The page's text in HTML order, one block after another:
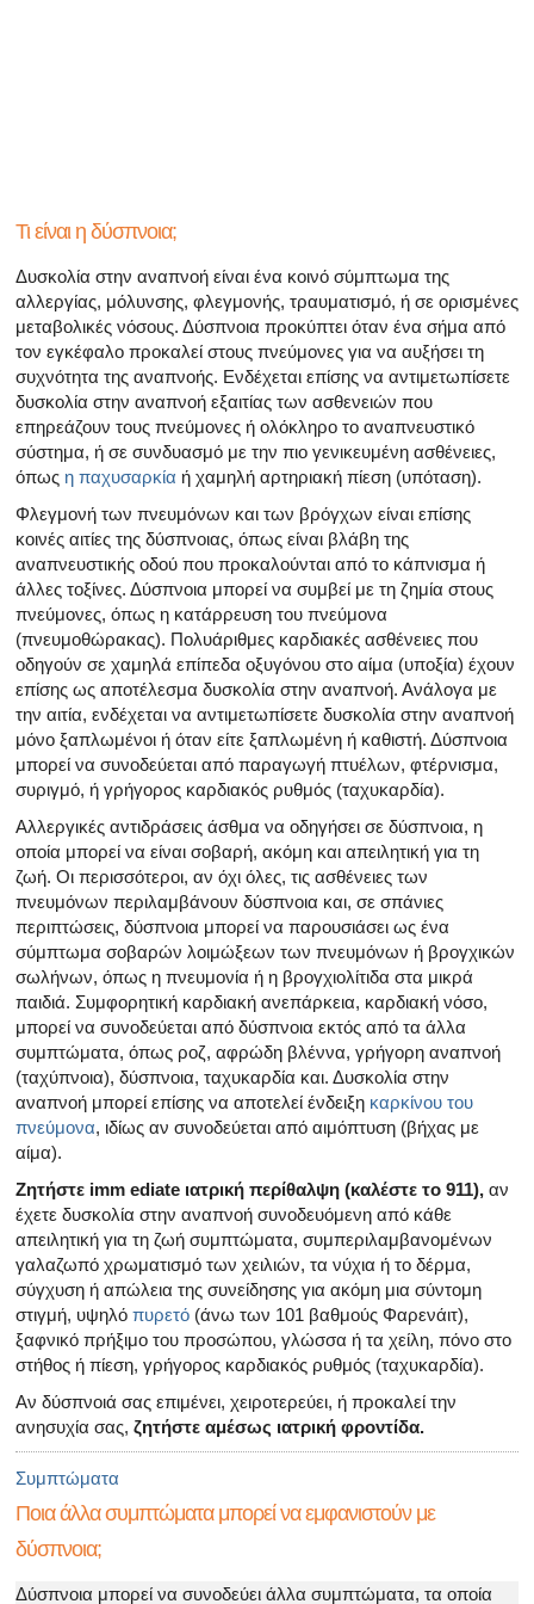
Όλα τα άρθρα για τα σεξουαλικώς μεταδιδόμενα
Όλα τα άρθρα σχετικά με τη διαχείριση της σκλήρυνσης
Τι είναι η δύσπνοια;
Δυσκολία στην αναπνοή είναι ένα κοινό σύμπτωμα της
αλλεργίας, μόλυνσης, φλεγμονής, τραυματισμό, ή σε ορισμένες
μεταβολικές νόσους. Δύσπνοια προκύπτει όταν ένα σήμα από
τον εγκέφαλο προκαλεί στους πνεύμονες για να αυξήσει τη
συχνότητα της αναπνοής. Ενδέχεται επίσης να αντιμετωπίσετε
δυσκολία στην αναπνοή εξαιτίας των ασθενειών που
επηρεάζουν τους πνεύμονες ή ολόκληρο το αναπνευστικό
σύστημα, ή σε συνδυασμό με την πιο γενικευμένη ασθένειες,
όπως η παχυσαρκία ή χαμηλή αρτηριακή πίεση (υπόταση).
Φλεγμονή των πνευμόνων και των βρόγχων είναι επίσης
κοινές αιτίες της δύσπνοιας, όπως είναι βλάβη της
αναπνευστικής οδού που προκαλούνται από το κάπνισμα ή
άλλες τοξίνες. Δύσπνοια μπορεί να συμβεί με τη ζημία στους
πνεύμονες, όπως η κατάρρευση του πνεύμονα
(πνευμοθώρακας). Πολυάριθμες καρδιακές ασθένειες που
οδηγούν σε χαμηλά επίπεδα οξυγόνου στο αίμα (υποξία) έχουν
επίσης ως αποτέλεσμα δυσκολία στην αναπνοή. Ανάλογα με
την αιτία, ενδέχεται να αντιμετωπίσετε δυσκολία στην αναπνοή
μόνο ξαπλωμένοι ή όταν είτε ξαπλωμένη ή καθιστή. Δύσπνοια
μπορεί να συνοδεύεται από παραγωγή πτυέλων, φτέρνισμα,
συριγμό, ή γρήγορος καρδιακός ρυθμός (ταχυκαρδία).
Αλλεργικές αντιδράσεις άσθμα να οδηγήσει σε δύσπνοια, η
οποία μπορεί να είναι σοβαρή, ακόμη και απειλητική για τη
ζωή. Οι περισσότεροι, αν όχι όλες, τις ασθένειες των
πνευμόνων περιλαμβάνουν δύσπνοια και, σε σπάνιες
περιπτώσεις, δύσπνοια μπορεί να παρουσιάσει ως ένα
σύμπτωμα σοβαρών λοιμώξεων των πνευμόνων ή βρογχικών
σωλήνων, όπως η πνευμονία ή η βρογχιολίτιδα στα μικρά
παιδιά. Συμφορητική καρδιακή ανεπάρκεια, καρδιακή νόσο,
μπορεί να συνοδεύεται από δύσπνοια εκτός από τα άλλα
συμπτώματα, όπως ροζ, αφρώδη βλέννα, γρήγορη αναπνοή
(ταχύπνοια), δύσπνοια, ταχυκαρδία και. Δυσκολία στην
αναπνοή μπορεί επίσης να αποτελεί ένδειξη καρκίνου του
πνεύμονα, ιδίως αν συνοδεύεται από αιμόπτυση (βήχας με
αίμα).
Ζητήστε imm ediate ιατρική περίθαλψη (καλέστε το 911), αν
έχετε δυσκολία στην αναπνοή συνοδευόμενη από κάθε
απειλητική για τη ζωή συμπτώματα, συμπεριλαμβανομένων
γαλαζωπό χρωματισμό των χειλιών, τα νύχια ή το δέρμα,
σύγχυση ή απώλεια της συνείδησης για ακόμη μια σύντομη
στιγμή, υψηλό πυρετό (άνω των 101 βαθμούς Φαρενάιτ),
ξαφνικό πρήξιμο του προσώπου, γλώσσα ή τα χείλη, πόνο στο
στήθος ή πίεση, γρήγορος καρδιακός ρυθμός (ταχυκαρδία).
Αν δύσπνοιά σας επιμένει, χειροτερεύει, ή προκαλεί την
ανησυχία σας, ζητήστε αμέσως ιατρική φροντίδα.
Συμπτώματα
Ποια άλλα συμπτώματα μπορεί να εμφανιστούν με
δύσπνοια;
Δύσπνοια μπορεί να συνοδεύει άλλα συμπτώματα, τα οποία